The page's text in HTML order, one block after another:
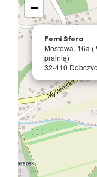
Femi Sfera
Mostowa, 16a
pralnią)
32-410
−